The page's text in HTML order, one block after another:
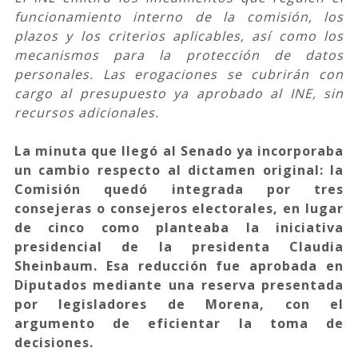
funcionamiento interno de la comisión, los
plazos y los criterios aplicables, así como los
mecanismos para la protección de datos
personales. Las erogaciones se cubrirán con
cargo al presupuesto ya aprobado al INE, sin
recursos adicionales.
La minuta que llegó al Senado ya incorporaba
un cambio respecto al dictamen original: la
Comisión quedó integrada por tres
consejeras o consejeros electorales, en lugar
de cinco como planteaba la iniciativa
presidencial de la presidenta Claudia
Sheinbaum. Esa reducción fue aprobada en
Diputados mediante una reserva presentada
por legisladores de Morena, con el
argumento de eficientar la toma de
decisiones.